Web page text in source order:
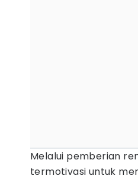
Melalui pemberian
termotivasi untuk